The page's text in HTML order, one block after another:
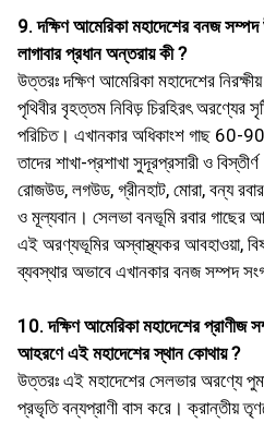
9. দক্ষিণ আমেরিকা মহাদেশের বনজ
লাগাবার প্রধান অন্তরায় কী ?
উত্তরঃ দক্ষিণ আমেরিকা মহাদেশের
পৃথিবীর বৃহত্তম নিবিড় চিরহিরৎ অরণ্যের
পরিচিত। এখানকার অধিকাংশ গাছ 60-90
তাদের শাখা-প্রশাখা সুদূরপ্রসারী ও
রােজউড, লগউড, গ্রীনহাট, মােরা, বন্য
ও মূল্যবান। সেলভা বনভূমি রবার গাছের
এই অরণ্যভূমির অস্বাস্থ্যকর আবহাওয়া,
ব্যবস্থার অভাবে এখানকার বনজ সম্পদ
10. দক্ষিণ আমেরিকা মহাদেশের প্রাণীজ
আহরণে এই মহাদেশের স্থান কোথায় ?
উত্তরঃ এই মহাদেশের সেলভার অরণ্যে
প্রভৃতি বন্যপ্রাণী বাস করে। ক্রান্তীয়